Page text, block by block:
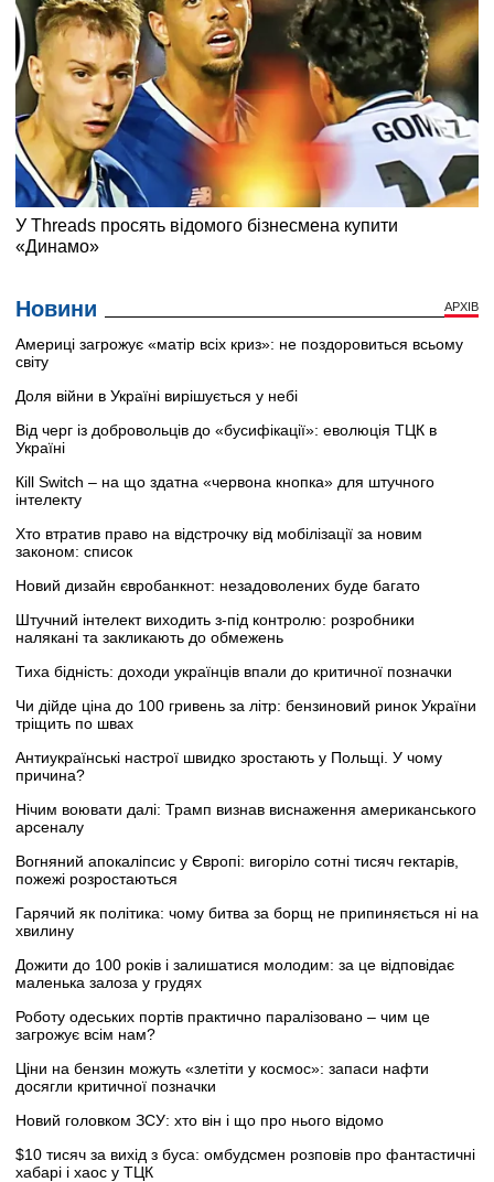
Новини АРХІВ
Америці загрожує «матір всіх криз»: не поздоровиться всьому
світу
Доля війни в Україні вирішується у небі
Від черг із добровольців до «бусифікації»: еволюція ТЦК в
Україні
Кill Switch – на що здатна «червона кнопка» для штучного
інтелекту
Хто втратив право на відстрочку від мобілізації за новим
законом: список
Новий дизайн євробанкнот: незадоволених буде багато
Штучний інтелект виходить з-під контролю: розробники
налякані та закликають до обмежень
Тиха бідність: доходи українців впали до критичної позначки
Чи дійде ціна до 100 гривень за літр: бензиновий ринок України
тріщить по швах
Антиукраїнські настрої швидко зростають у Польщі. У чому
причина?
Нічим воювати далі: Трамп визнав виснаження американського
арсеналу
Вогняний апокаліпсис у Європі: вигоріло сотні тисяч гектарів,
пожежі розростаються
Гарячий як політика: чому битва за борщ не припиняється ні на
хвилину
Дожити до 100 років і залишатися молодим: за це відповідає
маленька залоза у грудях
Роботу одеських портів практично паралізовано – чим це
загрожує всім нам?
Ціни на бензин можуть «злетіти у космос»: запаси нафти
досягли критичної позначки
Новий головком ЗСУ: хто він і що про нього відомо
$10 тисяч за вихід з буса: омбудсмен розповів про фантастичні
хабарі і хаос у ТЦК